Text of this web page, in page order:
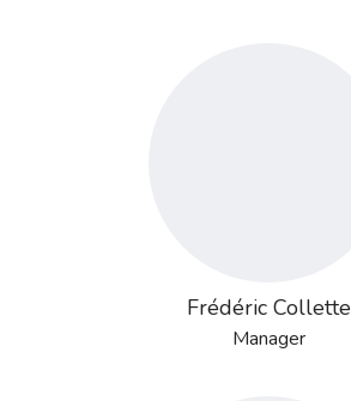
Frédéric Collette
Manager